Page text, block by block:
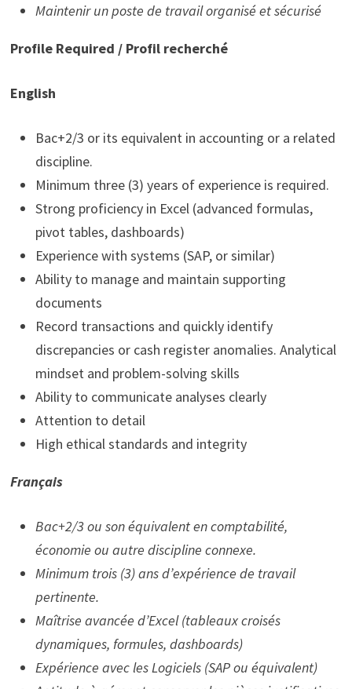
Maintenir un poste de travail organisé et sécurisé
Profile Required / Profil recherché
English
Bac+2/3 or its equivalent in accounting or a related
discipline.
Minimum three (3) years of experience is required.
Strong proficiency in Excel (advanced formulas,
pivot tables, dashboards)
Experience with systems (SAP, or similar)
Ability to manage and maintain supporting
documents
Record transactions and quickly identify
discrepancies or cash register anomalies. Analytical
mindset and problem-solving skills
Ability to communicate analyses clearly
Attention to detail
High ethical standards and integrity
Français
Bac+2/3 ou son équivalent en comptabilité,
économie ou autre discipline connexe.
Minimum trois (3) ans d’expérience de travail
pertinente.
Maîtrise avancée d’Excel (tableaux croisés
dynamiques, formules, dashboards)
Expérience avec les Logiciels (SAP ou équivalent)